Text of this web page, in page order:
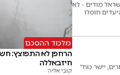
מודים - לא
חוסלו
יישר כוח"
מלכוד ההסכם
הרחפן לא התפוצץ:
חיזבאללה
קובי אליה